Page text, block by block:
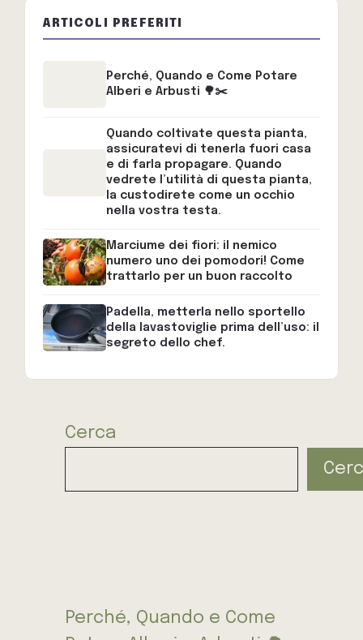
ARTICOLI PREFERITI
Perché, Quando e Come Potare
Alberi e Arbusti 🌳✂️
Quando coltivate questa pianta,
assicuratevi di tenerla fuori casa
e di farla propagare. Quando
vedrete l’utilità di questa pianta,
la custodirete come un occhio
nella vostra testa.
Marciume dei fiori: il nemico
numero uno dei pomodori! Come
trattarlo per un buon raccolto
Padella, metterla nello sportello
della lavastoviglie prima dell’uso: il
segreto dello chef.
Cerca
Perché, Quando e Come